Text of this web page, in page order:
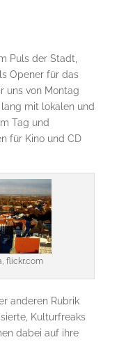
Puls der Stadt,
Opener für das
uns von Montag
mit lokalen und
Tag und
für Kino und CD
flickr.com
anderen Rubrik
Kulturfreaks
dabei auf ihre